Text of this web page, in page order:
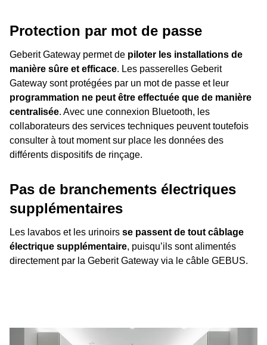
Protection par mot de passe
Geberit Gateway permet de piloter les installations de
manière sûre et efficace. Les passerelles Geberit
Gateway sont protégées par un mot de passe et leur
programmation ne peut être effectuée que de manière
centralisée. Avec une connexion Bluetooth, les
collaborateurs des services techniques peuvent toutefois
consulter à tout moment sur place les données des
différents dispositifs de rinçage.
Pas de branchements électriques
supplémentaires
Les lavabos et les urinoirs se passent de tout câblage
électrique supplémentaire, puisqu’ils sont alimentés
directement par la Geberit Gateway via le câble GEBUS.